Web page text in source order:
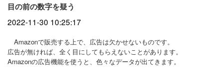
目の前の数字を疑う
2022-11-30 10:25:17
Amazonで販売する上で、広告は欠かせないものです。
広告が無ければ、全く目にしてもらえないことがあります。
Amazonの広告機能を使うと、色々なデータが出てきます。